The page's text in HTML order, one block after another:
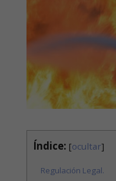
Índice: [ocultar]
Regulación Legal.